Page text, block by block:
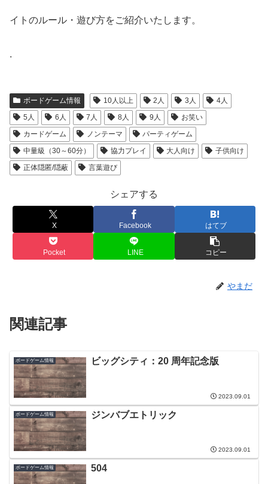
イトのルール・遊び方をご紹介いたします。
.
ボードゲーム情報 10人以上 2人 3人
4人
5人
6人 7人 8人 9人
お笑い
カードゲーム
ノンテーマ
パーティゲーム
中量級（30～60分）
協力プレイ 大人向け
子供向け
正体隠匿/隠蔽
言葉遊び
シェアする
X Facebook はてブ
Pocket LINE コピー
やまだ
関連記事
ボードゲーム情報 ビッグシティ：20 周年記念版
2023.09.01
ボードゲーム情報 ジンバブエトリック
2023.09.01
ボードゲーム情報 504